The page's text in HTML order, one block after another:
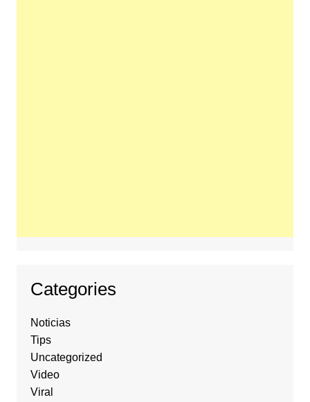
Categories
Noticias
Tips
Uncategorized
Video
Viral